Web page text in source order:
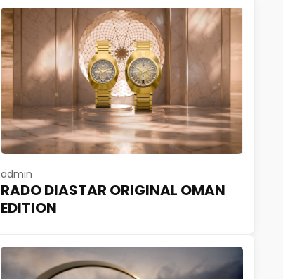
admin
RADO DIASTAR ORIGINAL OMAN
EDITION